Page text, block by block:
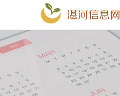
湛河信息网